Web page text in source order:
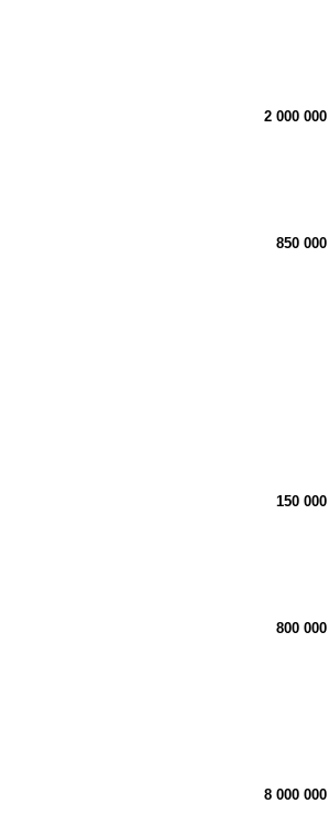
2 000 000
850 000
150 000
800 000
8 000 000